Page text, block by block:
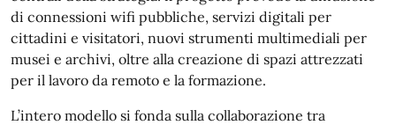
di connessioni wifi pubbliche, servizi digitali per
cittadini e visitatori, nuovi strumenti multimediali per
musei e archivi, oltre alla creazione di spazi attrezzati
per il lavoro da remoto e la formazione.
L’intero modello si fonda sulla collaborazione tra